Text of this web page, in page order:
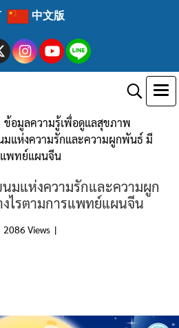
中文版
ข้อมูลความรู้เพื่อดูแลสุขภาพ
แห่งความรักและความผูกพันธ์ มี
แพทย์แผนจีน
มแห่งความรักและความผูก
ไรตามการแพทย์แผนจีน
2086 Views |